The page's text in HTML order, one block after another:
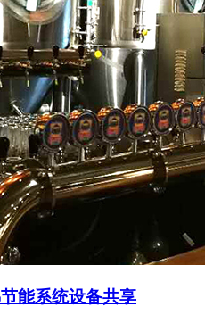
能系统设备共享